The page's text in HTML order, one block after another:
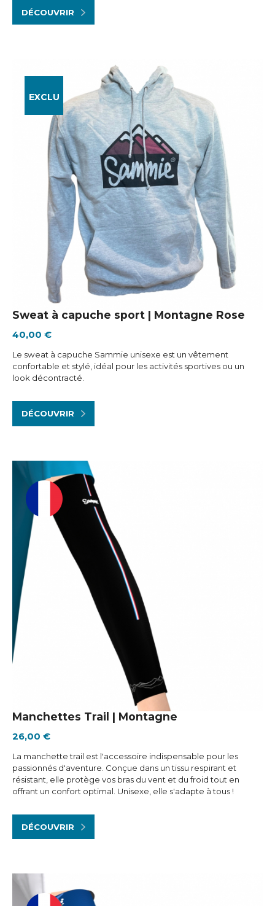
DÉCOUVRIR
EXCLU
Sweat à capuche sport | Montagne Rose
40,00 €
Le sweat à capuche Sammie unisexe est un vêtement
confortable et stylé, idéal pour les activités sportives ou un
look décontracté.
DÉCOUVRIR
Manchettes Trail | Montagne
26,00 €
La manchette trail est l'accessoire indispensable pour les
passionnés d'aventure. Conçue dans un tissu respirant et
résistant, elle protège vos bras du vent et du froid tout en
offrant un confort optimal. Unisexe, elle s'adapte à tous !
DÉCOUVRIR